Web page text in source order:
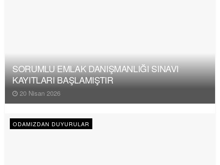
SORUMLU EMLAK DANIŞMANLIĞI SINAVI
KAYITLARI BAŞLAMIŞTIR
20 Nisan 2026
ODAMIZDAN DUYURULAR